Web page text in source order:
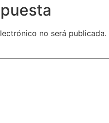
no será publicada.